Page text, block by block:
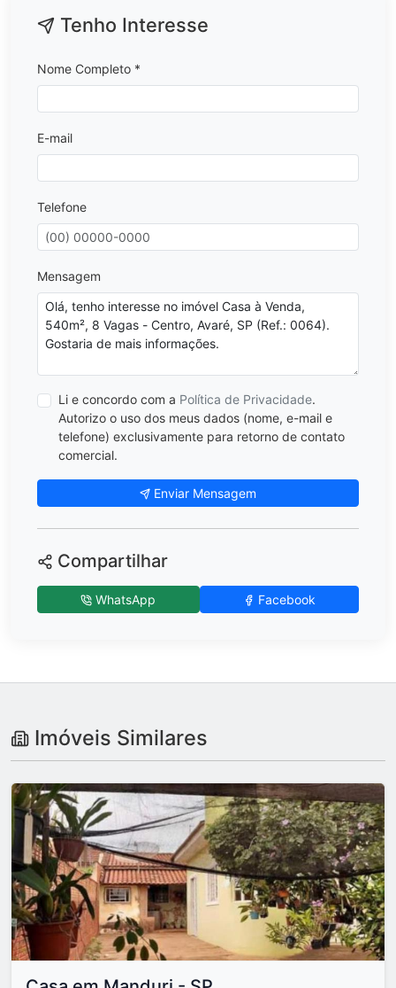
Tenho Interesse
Nome Completo *
E-mail
Telefone
Mensagem
Li e concordo com a Política de Privacidade.
Autorizo o uso dos meus dados (nome, e-mail e
telefone) exclusivamente para retorno de contato
comercial.
Enviar Mensagem
Compartilhar
WhatsApp Facebook
Imóveis Similares